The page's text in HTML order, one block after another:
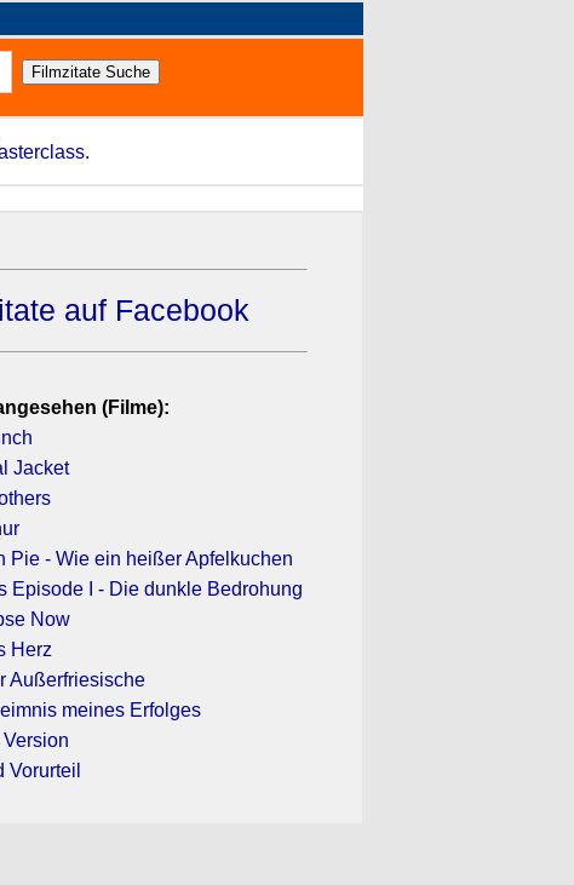
auf Facebook
(Filme):
Jacket
Pie - Wie ein heißer Apfelkuchen
Episode I - Die dunkle Bedrohung
Now
Herz
Außerfriesische
meines Erfolges
Vorurteil